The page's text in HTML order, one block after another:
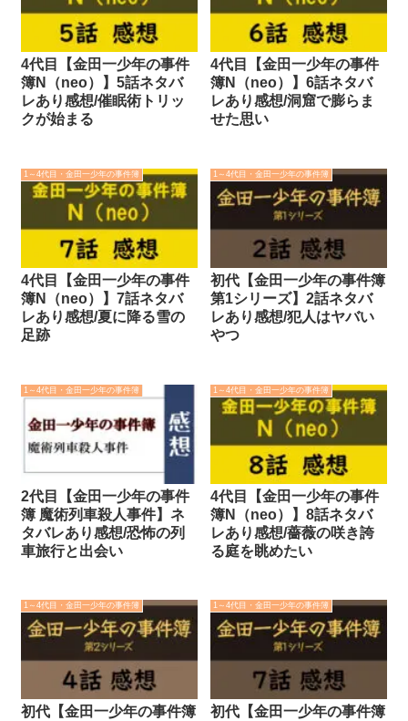
4代目【金田一少年の事件
簿N（neo）】5話ネタバ
レあり感想/催眠術トリッ
クが始まる
4代目【金田一少年の事件
簿N（neo）】6話ネタバ
レあり感想/洞窟で膨らま
せた思い
1～4代目・金田一少年の事件簿
4代目【金田一少年の事件
簿N（neo）】7話ネタバ
レあり感想/夏に降る雪の
足跡
1～4代目・金田一少年の事件簿
初代【金田一少年の事件簿
第1シリーズ】2話ネタバ
レあり感想/犯人はヤバい
やつ
1～4代目・金田一少年の事件簿
2代目【金田一少年の事件
簿 魔術列車殺人事件】ネ
タバレあり感想/恐怖の列
車旅行と出会い
1～4代目・金田一少年の事件簿
4代目【金田一少年の事件
簿N（neo）】8話ネタバ
レあり感想/薔薇の咲き誇
る庭を眺めたい
1～4代目・金田一少年の事件簿
初代【金田一少年の事件簿
1～4代目・金田一少年の事件簿
初代【金田一少年の事件簿